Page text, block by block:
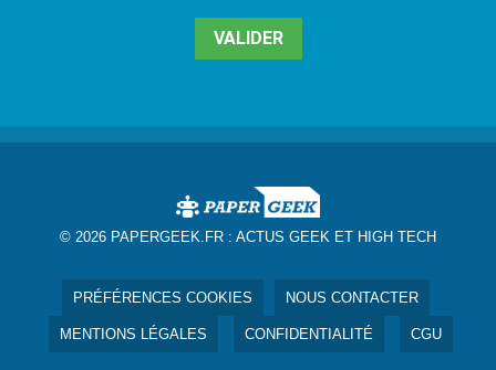
© 2026 PAPERGEEK.FR : ACTUS GEEK ET HIGH TECH
PRÉFÉRENCES COOKIES NOUS CONTACTER
MENTIONS LÉGALES CONFIDENTIALITÉ CGU